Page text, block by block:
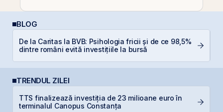
BLOG
De la Caritas la BVB: Psihologia fricii și de ce 98,5%
dintre români evită investițiile la bursă
TRENDUL ZILEI
TTS finalizează investiția de 23 milioane euro în
terminalul Canopus Constanța